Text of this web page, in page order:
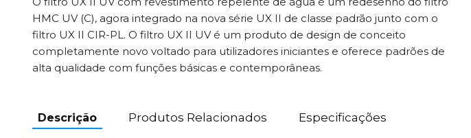
HMC UV (C), agora integrado na nova série UX II de classe padrão junto com o
filtro UX II CIR-PL. O filtro UX II UV é um produto de design de conceito
completamente novo voltado para utilizadores iniciantes e oferece padrões de
alta qualidade com funções básicas e contemporâneas.
Descrição Produtos Relacionados Especificações